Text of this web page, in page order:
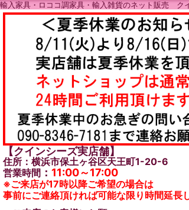
輸入家具・ロココ調家具・輸入雑貨のネット販売 ク
【クインシーズ実店舗】
住所：横浜市保土ヶ谷区天王町1-20-6
営業時間 ： 11:00～17:00
※ご来店が17時以降ご希望の場合は
事前にご連絡頂ければ可能な限り時間延長